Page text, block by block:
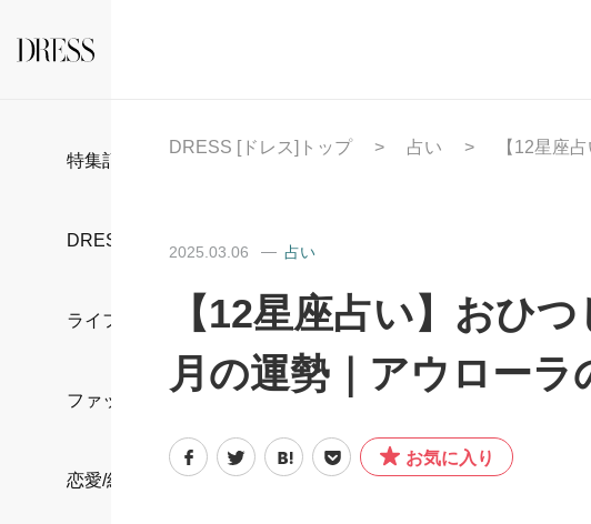
特集記事
DRESS部活
ライフスタイル
ファッション
恋愛/結婚/離婚
DRESS [ドレス]トップ 占い 【12星座
2025.03.06 占い
【12星座占い】おひ
月の運勢｜アウロー
お気に入り